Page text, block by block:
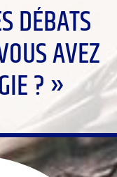
DÉBATS
AVEZ
? »